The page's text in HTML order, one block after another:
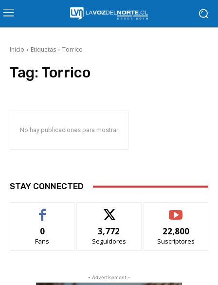
Inicio Etiquetas Torrico
Tag: Torrico
No hay publicaciones para mostrar
STAY CONNECTED
0
Fans
3,772
Seguidores
22,800
Suscriptores
- Advertisement -